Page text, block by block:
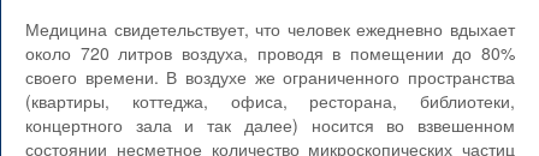
Медицина свидетельствует, что человек ежедневно вдыхает
около 720 литров воздуха, проводя в помещении до 80%
своего времени. В воздухе же ограниченного пространства
(квартиры, коттеджа, офиса, ресторана, библиотеки,
концертного зала и так далее) носится во взвешенном
состоянии несметное количество микроскопических частиц